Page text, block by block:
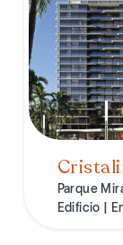
Parque
Edificio |